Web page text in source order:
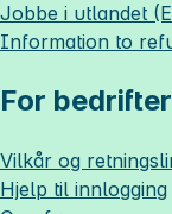
Jobbe i utlandet
Information to
For bedrifter
Vilkår og
Hjelp til innlogging